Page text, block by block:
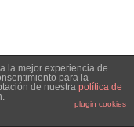
la mejor experiencia de
para la
de nuestra política de
plugin cookies